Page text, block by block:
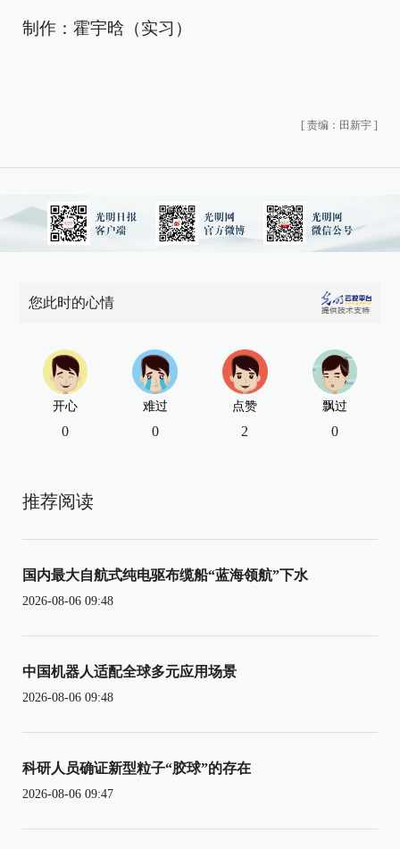
制作：霍宇晗（实习）
[ 责编：田新宇 ]
您此时的心情
开心
0
难过
0
点赞
2
飘过
0
推荐阅读
国内最大自航式纯电驱布缆船“蓝海领航”下水
2026-08-06 09:48
中国机器人适配全球多元应用场景
2026-08-06 09:48
科研人员确证新型粒子“胶球”的存在
2026-08-06 09:47